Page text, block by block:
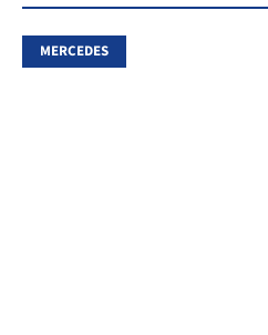
MERCEDES